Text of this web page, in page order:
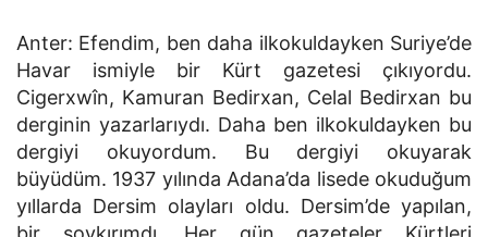
Anter: Efendim, ben daha ilkokuldayken Suriye’de
Havar ismiyle bir Kürt gazetesi çıkıyordu.
Cigerxwîn, Kamuran Bedirxan, Celal Bedirxan bu
derginin yazarlarıydı. Daha ben ilkokuldayken bu
dergiyi okuyordum. Bu dergiyi okuyarak
büyüdüm. 1937 yılında Adana’da lisede okuduğum
yıllar­da Dersim olayları oldu. Dersim’de yapılan,